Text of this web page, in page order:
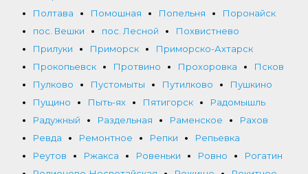
Полтава
Помошная Попельня
Поронайск
пос. Вешки
пос. Лесной
Похвистнево
Прилуки
Приморск
Приморско-Ахтарск
Прокопьевск
Протвино Прохоровка
Псков
Пулково
Пустомыты Путилково
Пушкино
Пущино
Пыть-ях Пятигорск
Радомышль
Радужный
Раздельная Раменское
Рахов
Ревда
Ремонтное Репки
Репьевка
Реутов
Ржакса Ровеньки Ровно
Рогатин